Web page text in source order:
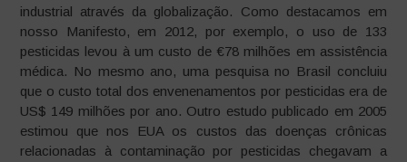
industrial através da globalização. Como destacamos em
nosso Manifesto, em 2012, por exemplo, o uso de 133
pesticidas levou à um custo de €78 milhões em assistência
médica. No mesmo ano, uma pesquisa no Brasil concluiu
que o custo total dos envenenamentos por pesticidas era de
US$ 149 milhões por ano. Outro estudo publicado em 2005
estimou que nos EUA os custos das doenças crônicas
relacionadas à contaminação por pesticidas chegavam a